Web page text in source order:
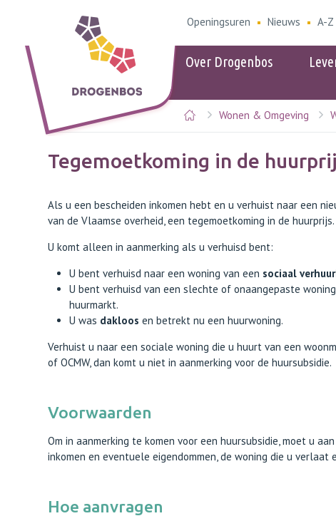
Openingsuren Nieuws A-Z
Over Drogenbos
eID
Openingsuren
Omgeving
Ophaalkalender
Verkooppunten
Gids dierenwelzijn
Wonen & Omgeving
Tegemoetkoming in de
Als u een bescheiden inkomen hebt en u verhuist naar een
van de Vlaamse overheid, een tegemoetkoming in de huurprijs.
U komt alleen in aanmerking als u verhuisd bent:
U bent verhuisd naar een woning van een sociaal
U bent verhuisd van een slechte of onaangepaste
huurmarkt.
U was dakloos en betrekt nu een huurwoning.
Verhuist u naar een sociale woning die u huurt van een
of OCMW, dan komt u niet in aanmerking voor de huursubsidie.
Voorwaarden
Om in aanmerking te komen voor een huursubsidie, moet u
inkomen en eventuele eigendommen, de woning die u verlaat
Hoe aanvragen